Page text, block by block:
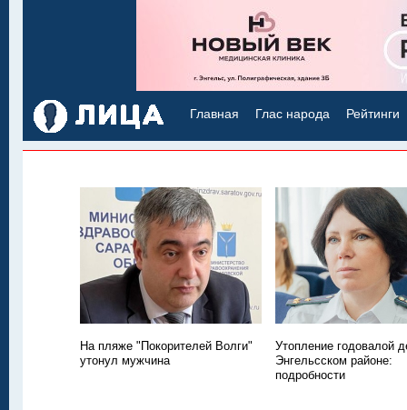
Главная Глас народа Рейтинги
На пляже "Покорителей Волги"
утонул мужчина
Утопление годовалой
Энгельсском районе:
подробности